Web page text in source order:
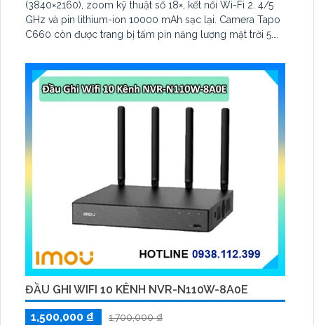
(3840×2160), zoom kỹ thuật số 18×, kết nối Wi-Fi 2. 4/5
GHz và pin lithium-ion 10000 mAh sạc lại. Camera Tapo
C660 còn được trang bị tấm pin năng lượng mặt trời 5.
tiện, lưu trữ thẻ microSD tối đa 512 GB
ĐẦU GHI WIFI 10 KÊNH NVR-N110W-8A0E
1,500,000 ₫
1,700,000 ₫